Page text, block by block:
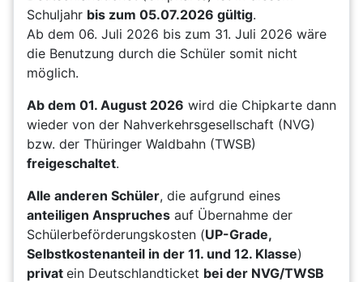
Schuljahr bis zum 05.07.2026 gültig.
Ab dem 06. Juli 2026 bis zum 31. Juli 2026 wäre
die Benutzung durch die Schüler somit nicht
möglich.
Ab dem 01. August 2026 wird die Chipkarte dann
wieder von der Nahverkehrsgesellschaft (NVG)
bzw. der Thüringer Waldbahn (TWSB)
freigeschaltet.
Alle anderen Schüler, die aufgrund eines
anteiligen Anspruches auf Übernahme der
Schülerbeförderungskosten (UP-Grade,
Selbstkostenanteil in der 11. und 12. Klasse)
privat ein Deutschlandticket bei der NVG/TWSB